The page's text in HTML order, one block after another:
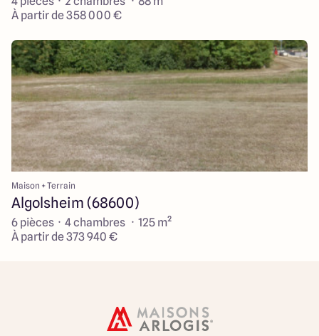
À partir de 358 000 €
Maison + Terrain
Algolsheim (68600)
6 pièces · 4 chambres · 125 m²
À partir de 373 940 €